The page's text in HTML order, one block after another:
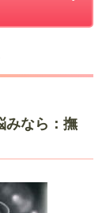
みなら：撫